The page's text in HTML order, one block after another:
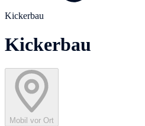
Kickerbau
Kickerbau
Mobil vor Ort